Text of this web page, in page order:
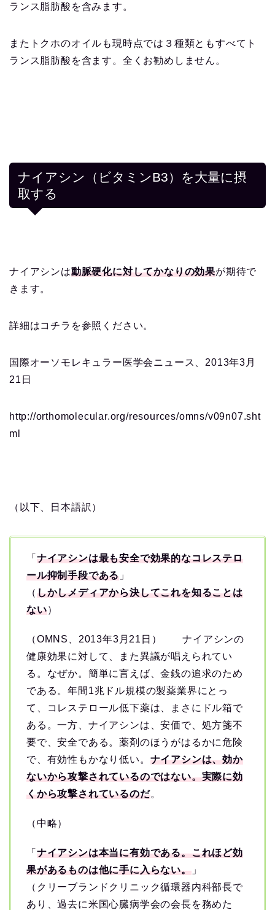
ランス脂肪酸を含みます。
またトクホのオイルも現時点では３種類ともすべてト
ランス脂肪酸を含ます。全くお勧めしません。
ナイアシン（ビタミンB3）を大量に摂
取する
ナイアシンは動脈硬化に対してかなりの効果が期待で
きます。
詳細はコチラを参照ください。
国際オーソモレキュラー医学会ニュース、2013年3月
21日
http://orthomolecular.org/resources/omns/v09n07.sht
ml
（以下、日本語訳）
「 ナイアシンは最も安全で効果的なコレステロ
ール抑制手段である 」
（しかしメディアから決してこれを知ることは
ない）
（OMNS、2013年3月21日） ナイアシンの
健康効果に対して、また異議が唱えられてい
る。なぜか。簡単に言えば、金銭の追求のため
である。年間1兆ドル規模の製薬業界にとっ
て、コレステロール低下薬は、まさにドル箱で
ある。一方、ナイアシンは、安価で、処方箋不
要で、安全である。薬剤のほうがはるかに危険
で、有効性もかなり低い。 ナイアシンは、効か
ないから攻撃されているのではない。実際に効
くから攻撃されているのだ。
（中略）
「 ナイアシンは本当に有効である。これほど効
果があるものは他に手に入らない。」
（クリーブランドクリニック循環器内科部長で
あり、過去に米国心臓病学会の会長を務めた